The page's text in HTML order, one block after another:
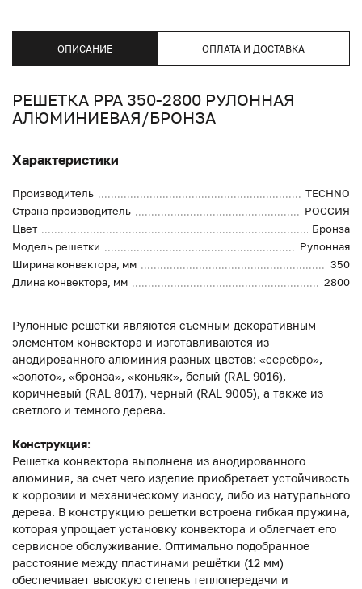
ОПИСАНИЕ ОПЛАТА И ДОСТАВКА
РЕШЕТКА PPA 350-2800 РУЛОННАЯ
АЛЮМИНИЕВАЯ/БРОНЗА
Характеристики
Производитель
TECHNO
Страна производитель
РОССИЯ
Цвет
Бронза
Модель решетки
Рулонная
Ширина конвектора, мм
350
Длина конвектора, мм
2800
Рулонные решетки являются съемным декоративным
элементом конвектора и изготавливаются из
анодированного алюминия разных цветов: «серебро»,
«золото», «бронза», «коньяк», белый (RAL 9016),
коричневый (RAL 8017), черный (RAL 9005), а также из
светлого и темного дерева.
Конструкция:
Решетка конвектора выполнена из анодированного
алюминия, за счет чего изделие приобретает устойчивость
к коррозии и механическому износу, либо из натурального
дерева. В конструкцию решетки встроена гибкая пружина,
которая упрощает установку конвектора и облегчает его
сервисное обслуживание. Оптимально подобранное
расстояние между пластинами решётки (12 мм)
обеспечивает высокую степень теплопередачи и